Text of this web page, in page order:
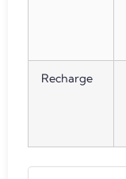
Recharge